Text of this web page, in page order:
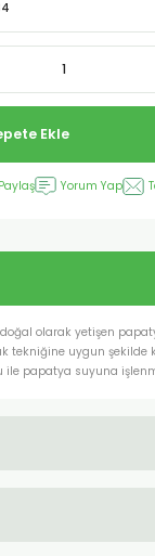
Ekle
Yorum Yap
olarak yetişen
tekniğine uygun şekilde
ile papatya suyuna